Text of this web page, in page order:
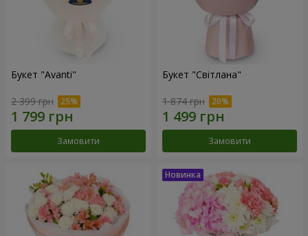
Букет "Avanti"
2 399 грн
Замовити
Букет "Світлана"
1 874 грн
Замовити